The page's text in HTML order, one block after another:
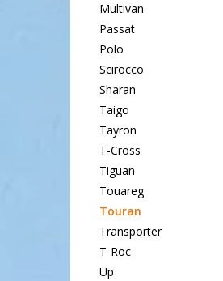
Multivan
Passat
Polo
Scirocco
Sharan
Taigo
Tayron
T-Cross
Tiguan
Touareg
Touran
Transporter
T-Roc
Up